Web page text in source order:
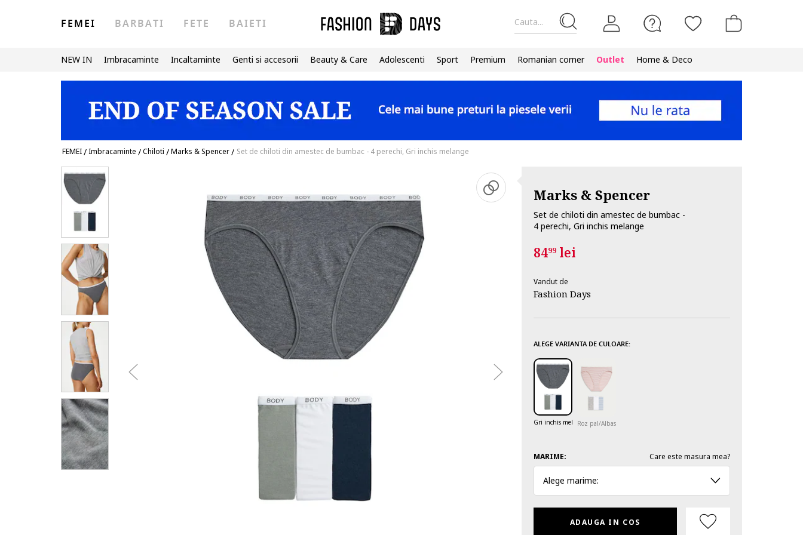
Cauta...
FEMEI BARBATI FETE BAIETI
NEW IN Imbracaminte Incaltaminte Genti si accesorii Beauty & Care Adolescenti Sport Premium Romanian corner Outlet Home & Deco
FEMEI/Imbracaminte /Chiloti /Marks & Spencer/ Set de chiloti din amestec de bumbac - 4 perechi, Gri inchis melange
Marks & Spencer
Set de chiloti din amestec de bumbac -
4 perechi, Gri inchis melange
8499lei
Vandut de
Fashion Days
ALEGE VARIANTA DE CULOARE:
Gri inchis melangeRoz pal/Albastru deschis
MARIME: Care este masura mea?
Alege marime:
ADAUGA IN COS